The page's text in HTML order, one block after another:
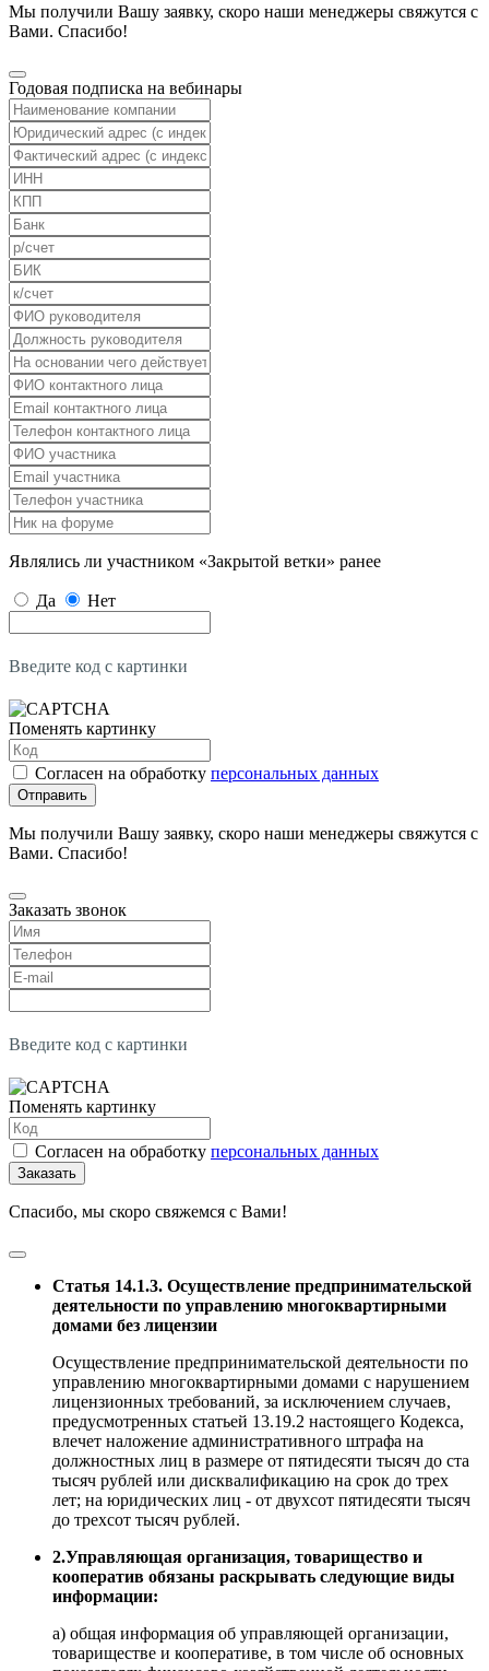
Мы получили Вашу заявку, скоро наши менеджеры свяжутся с
Вами. Спасибо!
Годовая подписка на вебинары
Являлись ли участником «Закрытой ветки» ранее
Да Нет
Введите код с картинки
Поменять картинку
Согласен на обработку персональных данных
Отправить
Мы получили Вашу заявку, скоро наши менеджеры свяжутся с
Вами. Спасибо!
Заказать звонок
Введите код с картинки
Поменять картинку
Согласен на обработку персональных данных
Заказать
Спасибо, мы скоро свяжемся с Вами!
Статья 14.1.3. Осуществление предпринимательской
деятельности по управлению многоквартирными
домами без лицензии
Осуществление предпринимательской деятельности по
управлению многоквартирными домами с нарушением
лицензионных требований, за исключением случаев,
предусмотренных статьей 13.19.2 настоящего Кодекса,
влечет наложение административного штрафа на
должностных лиц в размере от пятидесяти тысяч до ста
тысяч рублей или дисквалификацию на срок до трех
лет; на юридических лиц - от двухсот пятидесяти тысяч
до трехсот тысяч рублей.
2.Управляющая организация, товарищество и
кооператив обязаны раскрывать следующие виды
информации:
а) общая информация об управляющей организации,
товариществе и кооперативе, в том числе об основных